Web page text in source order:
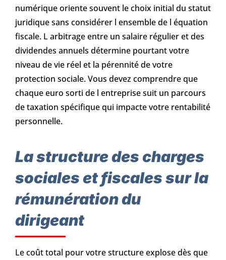
numérique oriente souvent le choix initial du statut
juridique sans considérer l ensemble de l équation
fiscale. L arbitrage entre un salaire régulier et des
dividendes annuels détermine pourtant votre
niveau de vie réel et la pérennité de votre
protection sociale. Vous devez comprendre que
chaque euro sorti de l entreprise suit un parcours
de taxation spécifique qui impacte votre rentabilité
personnelle.
La structure des charges
sociales et fiscales sur la
rémunération du
dirigeant
Le coût total pour votre structure explose dès que